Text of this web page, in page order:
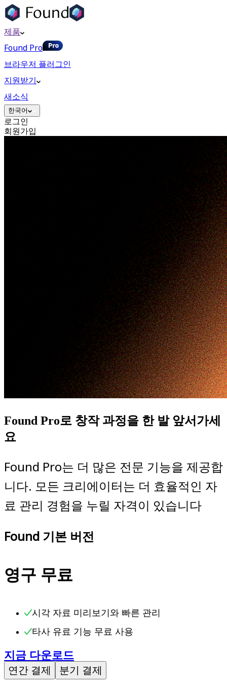
제품
Found Pro
브라우저 플러그인
지원받기
새소식
한국어
로그인
회원가입
Found Pro로 창작 과정을 한 발 앞서가세
요
Found Pro는 더 많은 전문 기능을 제공합
니다. 모든 크리에이터는 더 효율적인 자
료 관리 경험을 누릴 자격이 있습니다
Found 기본 버전
영구 무료
시각 자료 미리보기와 빠른 관리
타사 유료 기능 무료 사용
지금 다운로드
연간 결제 분기 결제